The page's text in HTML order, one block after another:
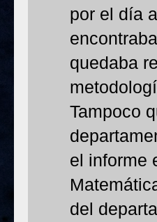
por el día
quedaba
Tampoco
el informe
del